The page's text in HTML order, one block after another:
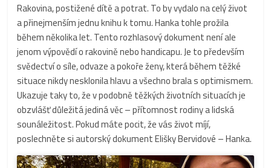
Rakovina, postižené dítě a potrat. To by vydalo na celý život
a přinejmenším jednu knihu k tomu. Hanka tohle prožila
během několika let. Tento rozhlasový dokument není ale
jenom výpovědí o rakovině nebo handicapu. Je to především
svědectví o síle, odvaze a pokoře ženy, která během těžké
situace nikdy nesklonila hlavu a všechno brala s optimismem.
Ukazuje taky to, že v podobně těžkých životních situacích je
obzvlášť důležitá jediná věc – přítomnost rodiny a lidská
sounáležitost. Pokud máte pocit, že vás život míjí,
poslechněte si autorský dokument Elišky Bervidové – Hanka.